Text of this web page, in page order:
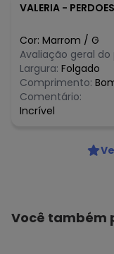
VALERIA - PERDOES -
Cor: Marrom / G
Avaliação geral do
Largura: Folgado
Comprimento:
Comentário:
Incrível
Você também